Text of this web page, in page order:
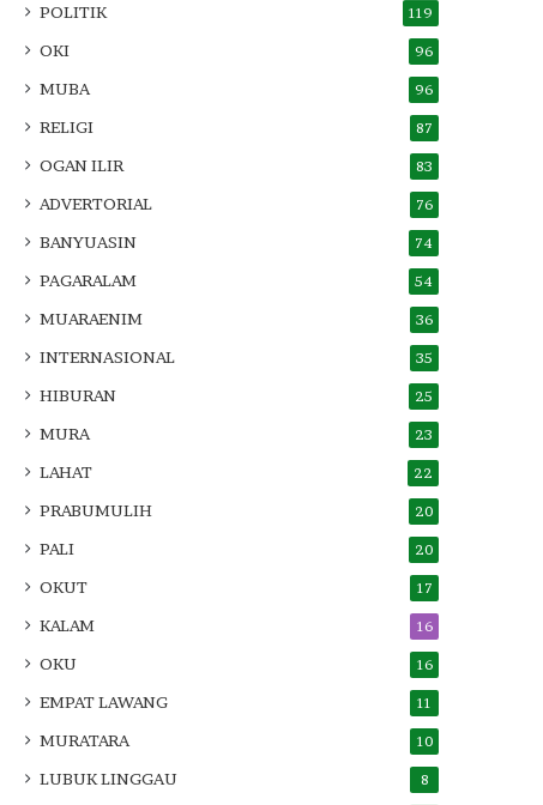
POLITIK 119
OKI 96
MUBA 96
RELIGI 87
OGAN ILIR 83
ADVERTORIAL 76
BANYUASIN 74
PAGARALAM 54
MUARAENIM 36
INTERNASIONAL 35
HIBURAN 25
MURA 23
LAHAT 22
PRABUMULIH 20
PALI 20
OKUT 17
KALAM 16
OKU 16
EMPAT LAWANG 11
MURATARA 10
LUBUK LINGGAU 8